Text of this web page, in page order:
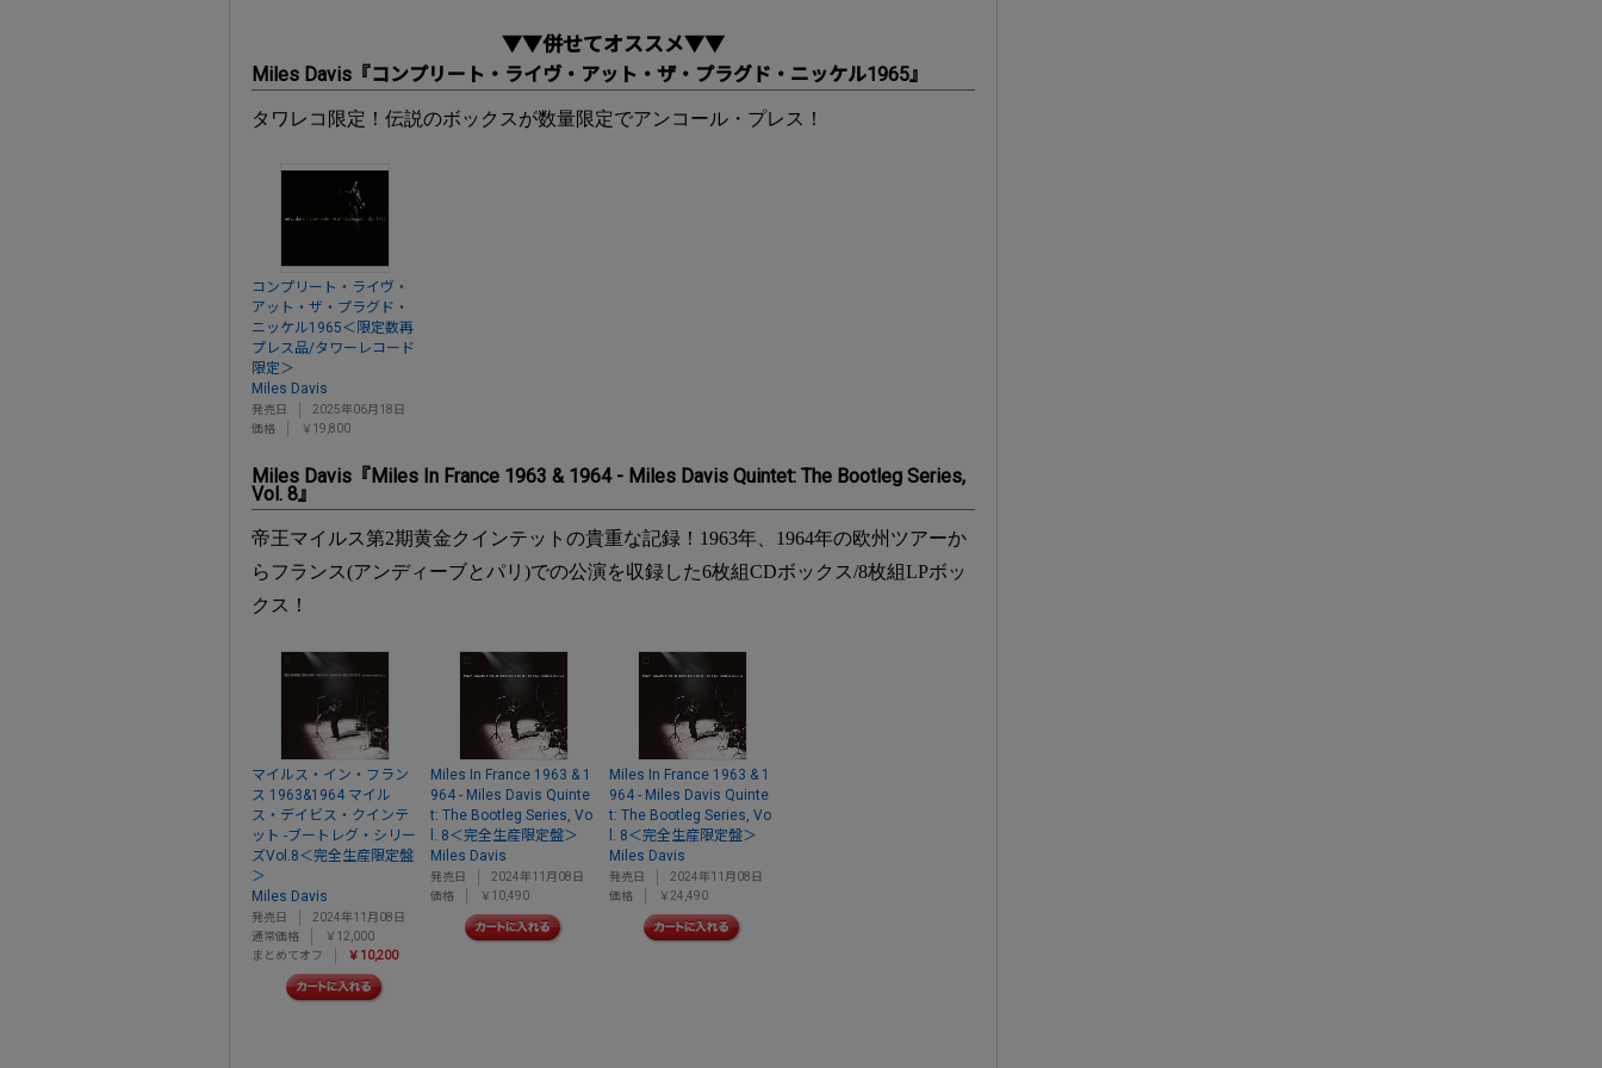
▼▼併せてオススメ▼▼
Miles Davis『コンプリート・ライヴ・アット・ザ・プラグド・ニッケル1965』
タワレコ限定！伝説のボックスが数量限定でアンコール・プレス！
コンプリート・ライヴ・
アット・ザ・プラグド・
ニッケル1965＜限定数再
プレス品/タワーレコード
限定＞
Miles Davis
発売日
2025年06月18日
価格
￥19,800
Miles Davis『Miles In France 1963 & 1964 - Miles Davis Quintet: The Bootleg Series,
Vol. 8』
帝王マイルス第2期黄金クインテットの貴重な記録！1963年、1964年の欧州ツアーか
らフランス(アンディーブとパリ)での公演を収録した6枚組CDボックス/8枚組LPボッ
クス！
マイルス・イン・フラン
ス 1963&1964 マイル
ス・デイビス・クインテ
ット -ブートレグ・シリー
ズVol.8＜完全生産限定盤
＞
Miles Davis
発売日
2024年11月08日
通常価格
￥12,000
まとめてオフ
￥10,200
Miles In France 1963 & 1
964 - Miles Davis Quinte
t: The Bootleg Series, Vo
l. 8＜完全生産限定盤＞
Miles Davis
発売日
2024年11月08日
価格
￥10,490
Miles In France 1963 & 1
964 - Miles Davis Quinte
t: The Bootleg Series, Vo
l. 8＜完全生産限定盤＞
Miles Davis
発売日
2024年11月08日
価格
￥24,490